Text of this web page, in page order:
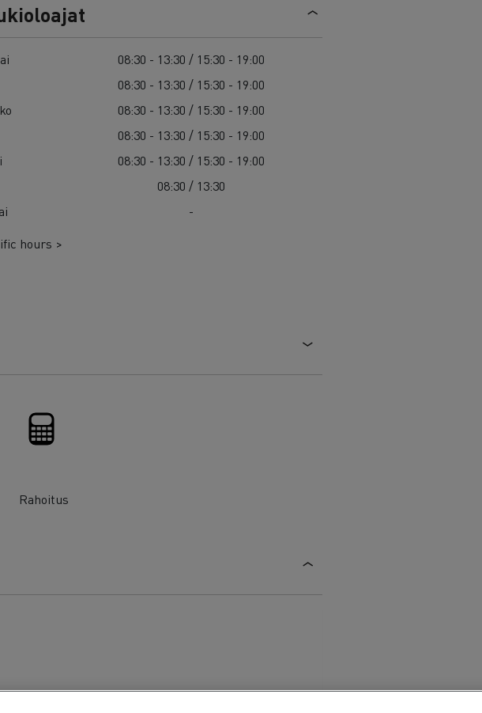
Delanchy Group
Feldschlösschen - Carlsberg
08:30 - 13:30 / 15:30 - 19:00
08:30 - 13:30 / 15:30 - 19:00
08:30 - 13:30 / 15:30 - 19:00
08:30 - 13:30 / 15:30 - 19:00
08:30 - 13:30 / 15:30 - 19:00
08:30 / 13:30
-
hours >
Rahoitus